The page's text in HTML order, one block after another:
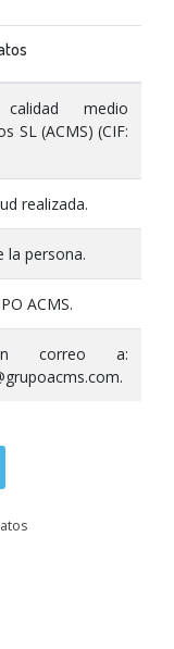
medio
SL (ACMS) (CIF:
realizada.
la persona.
ACMS.
un correo a: